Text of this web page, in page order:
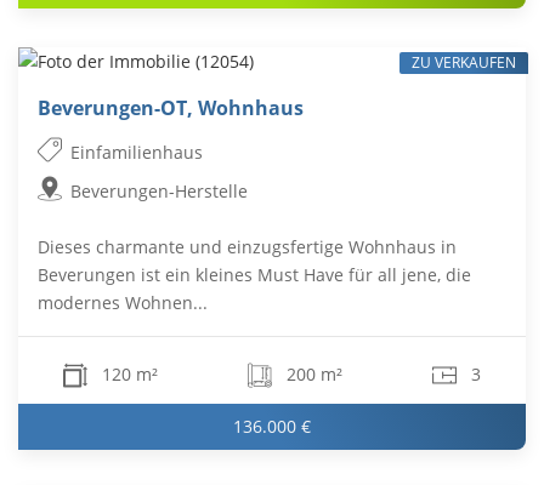
Beverungen-OT, Wohnhaus
Einfamilienhaus
Beverungen-Herstelle
Dieses charmante und einzugsfertige Wohnhaus in
Beverungen ist ein kleines Must Have für all jene, die
modernes Wohnen...
120 m² 200 m² 3
136.000 €
ZU VERKAUFEN